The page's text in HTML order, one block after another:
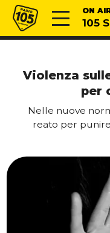
Vai al contenuto
Radio 105 ON
105
Violenza
per
Nelle nuove
reato per